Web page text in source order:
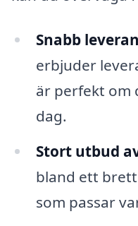
Snabb
erbjuder
är perfekt om
dag.
Stort utbud
bland ett
som passar